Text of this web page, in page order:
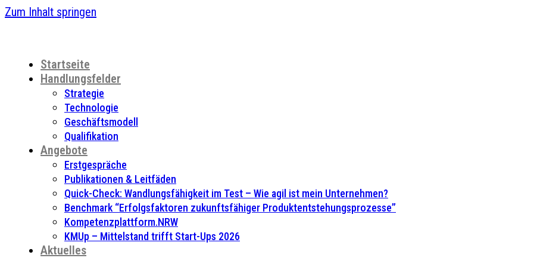
Zum Inhalt springen
Startseite
Handlungsfelder
Strategie
Technologie
Geschäftsmodell
Qualifikation
Angebote
Erstgespräche
Publikationen & Leitfäden
Quick-Check: Wandlungsfähigkeit im Test – Wie agil ist mein Unternehmen?
Benchmark “Erfolgsfaktoren zukunftsfähiger Produktentstehungsprozesse”
Kompetenzplattform.NRW
KMUp – Mittelstand trifft Start-Ups 2026
Aktuelles